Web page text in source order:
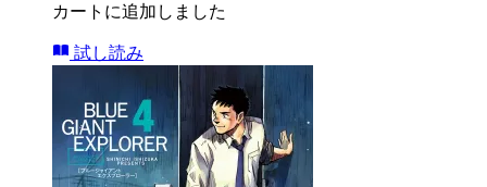
カートに追加しました
試し読み